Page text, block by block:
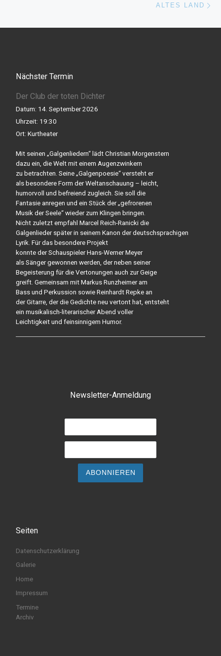
ALTES LAND
Nächster Termin
Der Club der toten Dichter
Datum: 14. September 2026
Uhrzeit: 19:30
Ort: Kurtheater
Mit seinen „Galgenliedern“ lädt Christian Morgenstern
dazu ein, die Welt mit einem Augenzwinkern
zu betrachten. Seine „Galgenpoesie“ versteht er
als besondere Form der Weltanschauung – leicht,
humorvoll und befreiend zugleich. Sie soll die
Fantasie anregen und ein Stück der „gefrorenen
Musik der Seele“ wieder zum Klingen bringen.
Nicht zuletzt empfahl Marcel Reich-Ranicki die
Galgenlieder später in seinem Kanon der deutschsprachigen
Lyrik. Für das besondere Projekt
konnte der Schauspieler Hans-Werner Meyer
als Sänger gewonnen werden, der neben seiner
Begeisterung für die Vertonungen auch zur Geige
greift. Gemeinsam mit Markus Runzheimer am
Bass und Perkussion sowie Reinhardt Repke an
der Gitarre, der die Gedichte neu vertont hat, entsteht
ein musikalisch-literarischer Abend voller
Leichtigkeit und feinsinnigem Humor.
Newsletter-Anmeldung
Seiten
Datenschutzerklärung
Galerie
Home
Impressum
Termine
Archiv